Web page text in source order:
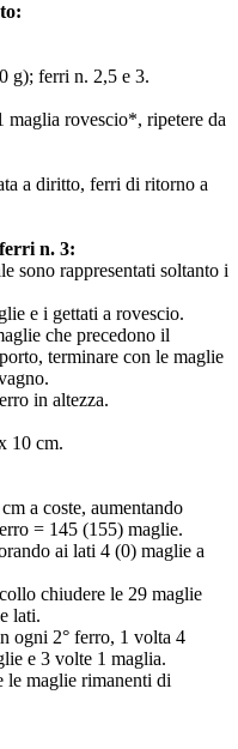
g); ferri n. 2,5 e 3.
maglia rovescio*, ripetere da
a diritto, ferri di ritorno a
n. 3:
sono rappresentati soltanto i
e i gettati a rovescio.
che precedono il
terminare con le maglie
in altezza.
10 cm.
a coste, aumentando
= 145 (155) maglie.
ai lati 4 (0) maglie a
chiudere le 29 maglie
lati.
ogni 2° ferro, 1 volta 4
e 3 volte 1 maglia.
maglie rimanenti di